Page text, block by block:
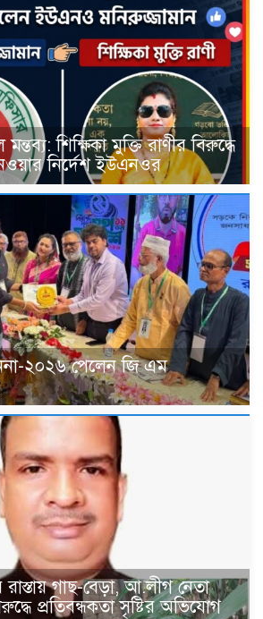
শিক্ষিকা মুক্তি রাণীর বিরুদ্ধে
নির্দেশ ইউএনওর
২০২৬ পেলেন জি এম
গাছ-বেড়া, আ.লীগ নেতা
প্রতিবন্ধকতা সৃষ্টির অভিযোগ